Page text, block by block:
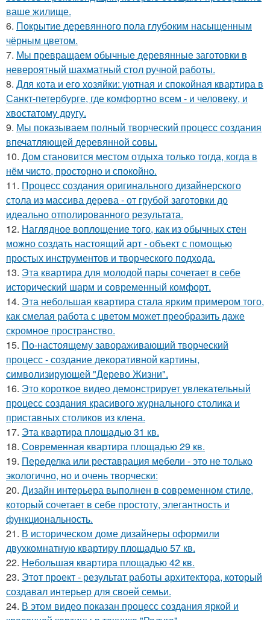
ваше жилище.
6. Покрытие деревянного пола глубоким насыщенным
чёрным цветом.
7. Мы превращаем обычные деревянные заготовки в
невероятный шахматный стол ручной работы.
8. Для кота и его хозяйки: уютная и спокойная квартира в
Санкт-петербурге, где комфортно всем - и человеку, и
хвостатому другу.
9. Мы показываем полный творческий процесс создания
впечатляющей деревянной совы.
10. Дом становится местом отдыха только тогда, когда в
нём чисто, просторно и спокойно.
11. Процесс создания оригинального дизайнерского
стола из массива дерева - от грубой заготовки до
идеально отполированного результата.
12. Наглядное воплощение того, как из обычных стен
можно создать настоящий арт - объект с помощью
простых инструментов и творческого подхода.
13. Эта квартира для молодой пары сочетает в себе
исторический шарм и современный комфорт.
14. Эта небольшая квартира стала ярким примером того,
как смелая работа с цветом может преобразить даже
скромное пространство.
15. По-настоящему завораживающий творческий
процесс - создание декоративной картины,
символизирующей "Дерево Жизни".
16. Это короткое видео демонстрирует увлекательный
процесс создания красивого журнального столика и
приставных столиков из клена.
17. Эта квартира площадью 31 кв.
18. Современная квартира площадью 29 кв.
19. Переделка или реставрация мебели - это не только
экологично, но и очень творчески:
20. Дизайн интерьера выполнен в современном стиле,
который сочетает в себе простоту, элегантность и
функциональность.
21. В историческом доме дизайнеры оформили
двухкомнатную квартиру площадью 57 кв.
22. Небольшая квартира площадью 42 кв.
23. Этот проект - результат работы архитектора, который
создавал интерьер для своей семьи.
24. В этом видео показан процесс создания яркой и